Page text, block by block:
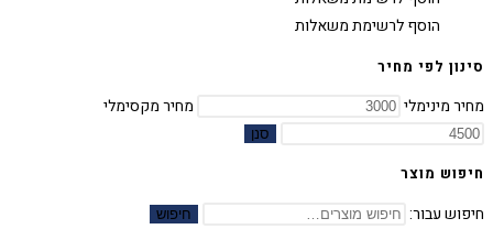
הוסף לרשימת משאלות
סינון לפי מחיר
מחיר מינימלי מחיר מקסימלי
סנן
חיפוש מוצר
חיפוש עבור: חיפוש